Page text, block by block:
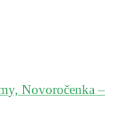
Novoročenka –